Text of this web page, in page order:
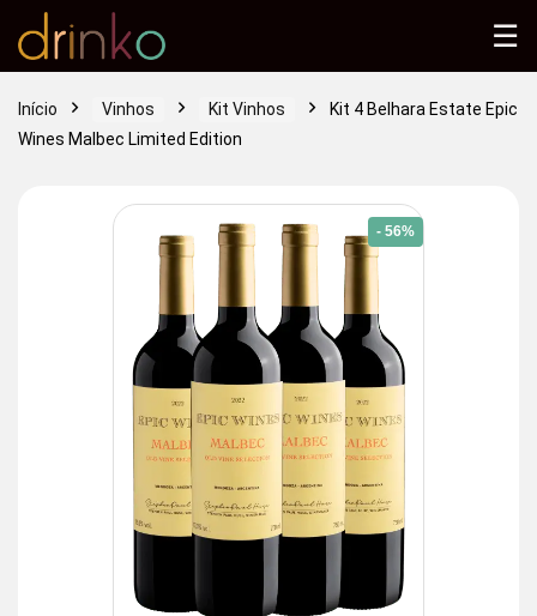
Início Vinhos Kit Vinhos
Kit 4 Belhara Estate Epic
Wines Malbec Limited Edition
- 56%
☰